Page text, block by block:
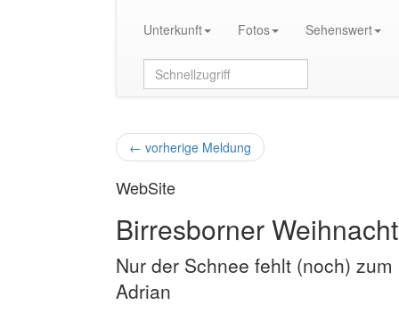
Unterkunft Fotos Sehenswert
← vorherige Meldung
WebSite
Birresborner
Nur der Schnee fehlt (noch)
Adrian